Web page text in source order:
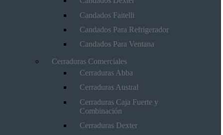
Candados Faitelli
Candados Para Refrigerador
Candados Para Ventana
Cerraduras Comerciales
Cerraduras Abba
Cerraduras Austral
Cerraduras Caja Fuerte y
Combinación
Cerraduras Dexter